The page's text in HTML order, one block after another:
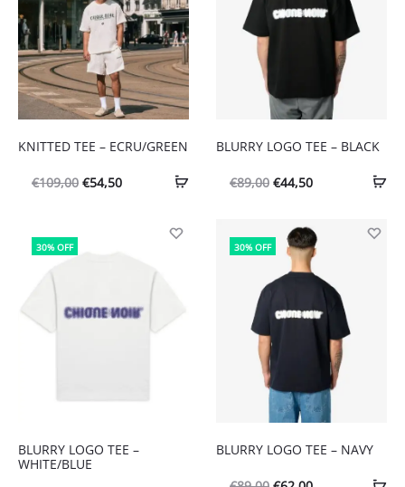
KNITTED TEE – ECRU/GREEN
€109,00 Oorspronkelijke
€54,50Huidige
BLURRY LOGO TEE – BLACK
€89,00 Oorspronkelijke
was:
€89,00.
€44,50Huidige
is:
€44,50.
30% OFF
BLURRY LOGO TEE –
WHITE/BLUE
30% OFF
BLURRY LOGO TEE – NAVY